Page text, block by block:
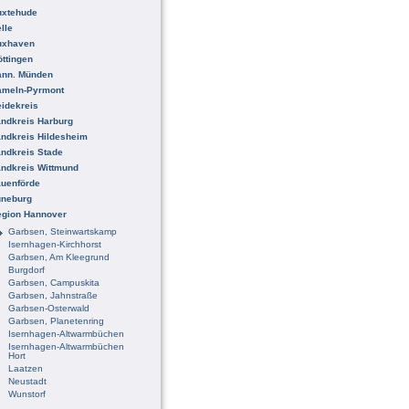
Münden
Pyrmont
Harburg
Hildesheim
Stade
Wittmund
Hannover
Garbsen, Steinwartskamp
Isernhagen-Kirchhorst
Garbsen, Am Kleegrund
Burgdorf
Garbsen, Campuskita
Garbsen, Jahnstraße
Garbsen-Osterwald
Garbsen, Planetenring
Isernhagen-Altwarmbüchen
Isernhagen-Altwarmbüchen
Hort
Laatzen
Neustadt
Wunstorf